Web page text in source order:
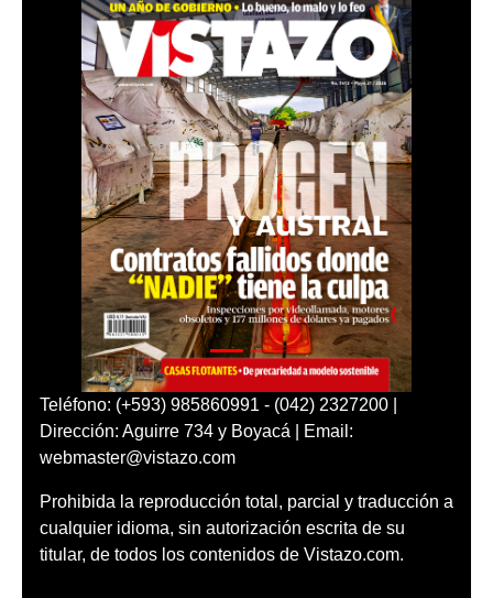
Teléfono: (+593) 985860991 - (042) 2327200 |
Dirección: Aguirre 734 y Boyacá | Email:
webmaster@vistazo.com
Prohibida la reproducción total, parcial y traducción a
cualquier idioma, sin autorización escrita de su
titular, de todos los contenidos de Vistazo.com.